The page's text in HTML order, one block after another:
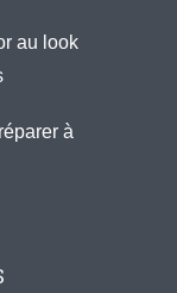
au look
à